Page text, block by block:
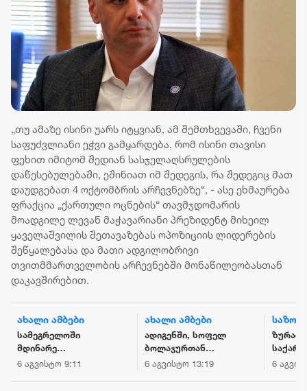
„თუ ამაზე ისინი უარს იტყვიან, ამ შემთხვევაში, ჩვენი
საფუძვლიანი ეჭვი გამყარდება, რომ ისინი თავისი
ფეხით იმიტომ შედიან სასჯელაღსრულების
დაწესებულებაში, ეშინიათ იმ შედეგის, რა შედეგიც მათ
დაუდგებათ 4 ოქტომბრის არჩევნებზე“, - ასე ეხმაურება
ფრაქცია „ქართული ოცნების“ თავმჯდომარის
მოადგილე ლევან მაჭავარიანი პრეზიდენტ მიხეილ
ყაველაშვილის შეთავაზებას ოპოზიციის ლიდერების
შეწყალებასა და მათი ადგილობრივი
თვითმმართველობის არჩევნებში მონაწილეობასთან
დაკავშირებით.
ახალი ამბები
სამეგრელოში
მდინარე
ხობისწყალში
6 აგვისტო 9:11
ახალი ამბები
ადიგენში, სოფელ
ბოლაჯურთან
მომხდარ
6 აგვისტო 13:19
ზურაბ
6